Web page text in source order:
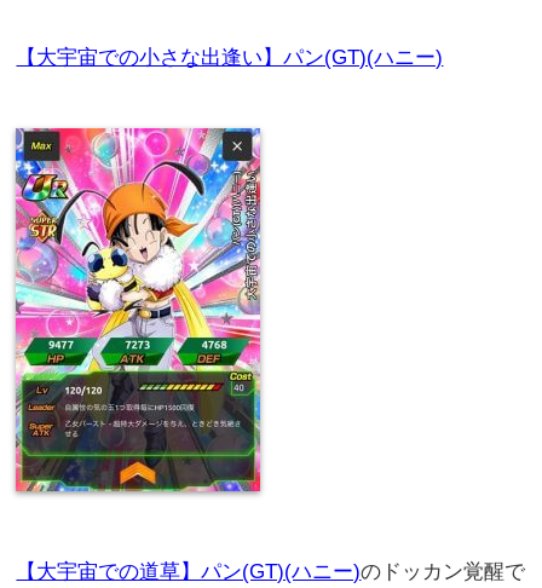
【大宇宙での小さな出逢い】パン(GT)(ハニー)
【大宇宙での道草】パン(GT)(ハニー)のドッカン覚醒で